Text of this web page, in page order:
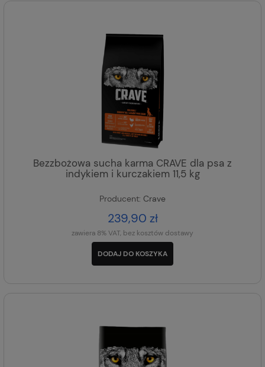
Bezzbożowa sucha karma CRAVE dla psa z
indykiem i kurczakiem 11,5 kg
Producent: Crave
239,90 zł
zawiera 8% VAT, bez kosztów dostawy
DODAJ DO KOSZYKA